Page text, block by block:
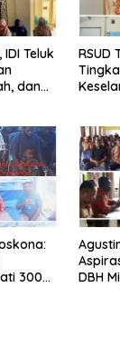
Teluk
dan
RSUD
300
DBH